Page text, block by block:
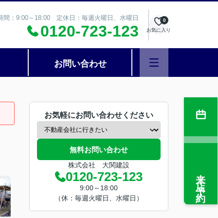
間：9:00～18:00 定休日：毎週火曜日、水曜日
0120-723-123 お気に入り
0
お問い合わせ
お気軽にお問い合わせください
無料お問い合わせ
株式会社 大関建設
0120-723-123
9:00～18:00
（休：毎週火曜日、水曜日）
来店予約